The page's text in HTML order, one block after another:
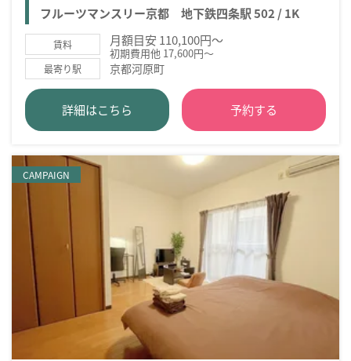
フルーツマンスリー京都 地下鉄四条駅 502 / 1K
賃料 月額目安 110,100円～
初期費用他 17,600円～
最寄り駅 京都河原町
詳細はこちら 予約する
CAMPAIGN